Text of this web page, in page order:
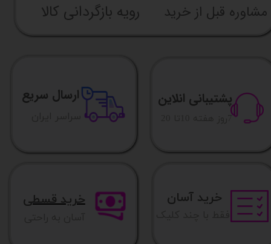
مشاوره قبل از خرید رویه بازگردانی کالا
پشتیبانی انلاین
​7روز هفته 10تا 20
ارسال سریع
خرید آسان خرید قسطی